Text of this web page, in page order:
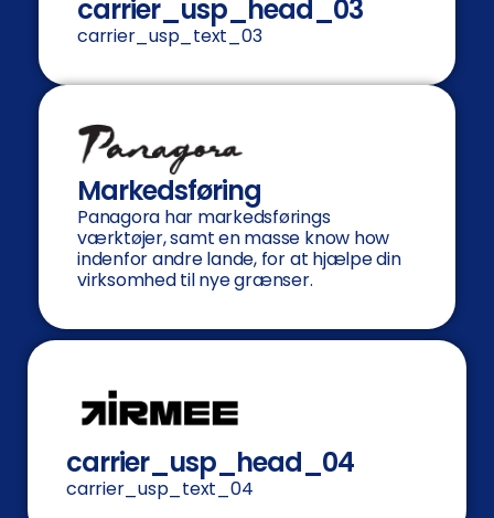
carrier_usp_head_03
carrier_usp_text_03
Markedsføring
Panagora har markedsførings
værktøjer, samt en masse know how
indenfor andre lande, for at hjælpe din
virksomhed til nye grænser.
carrier_usp_head_04
carrier_usp_text_04